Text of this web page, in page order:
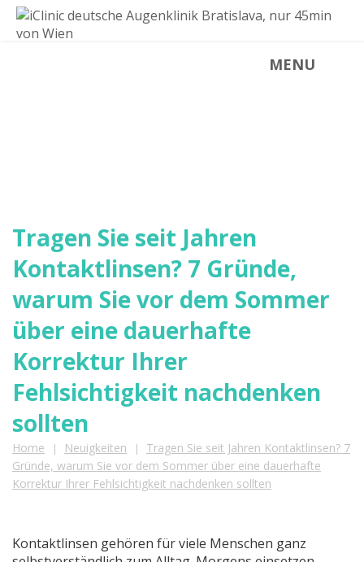
MENU
Tragen Sie seit Jahren
Kontaktlinsen? 7 Gründe,
warum Sie vor dem Sommer
über eine dauerhafte
Korrektur Ihrer
Fehlsichtigkeit nachdenken
sollten
Home | Neuigkeiten |
Tragen Sie seit Jahren Kontaktlinsen? 7
Gründe, warum Sie vor dem Sommer über eine dauerhafte
Korrektur Ihrer Fehlsichtigkeit nachdenken sollten
Kontaktlinsen gehören für viele Menschen ganz